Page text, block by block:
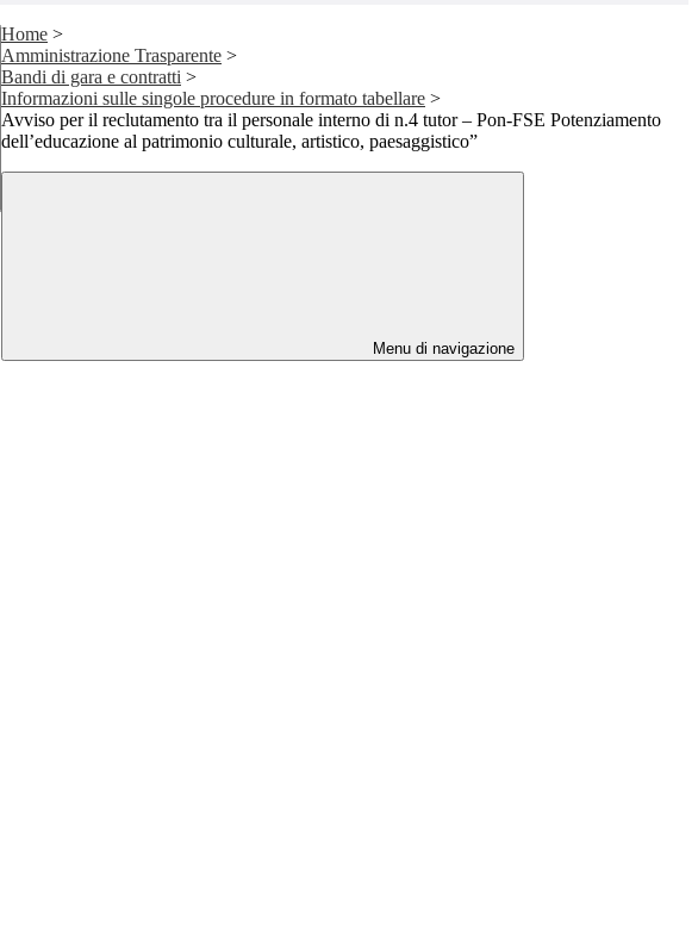
Home >
Amministrazione Trasparente >
Bandi di gara e contratti >
Informazioni sulle singole procedure in formato tabellare >
Avviso per il reclutamento tra il personale interno di n.4 tutor – Pon-FSE Potenziamento
dell’educazione al patrimonio culturale, artistico, paesaggistico”
Menu di navigazione